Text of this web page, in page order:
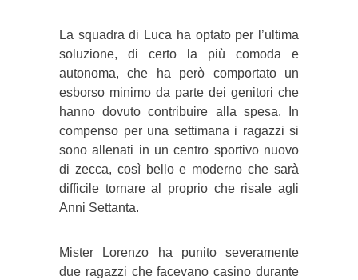
La squadra di Luca ha optato per l’ultima
soluzione, di certo la più comoda e
autonoma, che ha però comportato un
esborso minimo da parte dei genitori che
hanno dovuto contribuire alla spesa. In
compenso per una settimana i ragazzi si
sono allenati in un centro sportivo nuovo
di zecca, così bello e moderno che sarà
difficile tornare al proprio che risale agli
Anni Settanta.
Mister Lorenzo ha punito severamente
due ragazzi che facevano casino durante